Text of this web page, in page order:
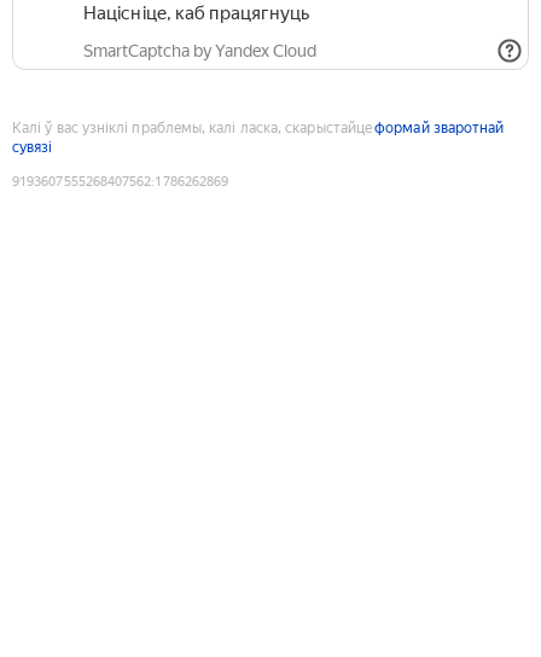
Націсніце, каб працягнуць
SmartCaptcha by Yandex Cloud
Калі ў вас узніклі праблемы, калі ласка, скарыстайцеформай зваротнай
сувязі
9193607555268407562:1786262869